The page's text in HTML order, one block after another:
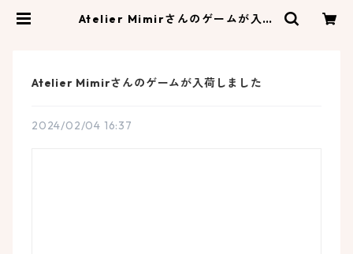
Atelier Mimirさんのゲームが入荷
Atelier Mimirさんのゲームが入荷しました
2024/02/04 16:37